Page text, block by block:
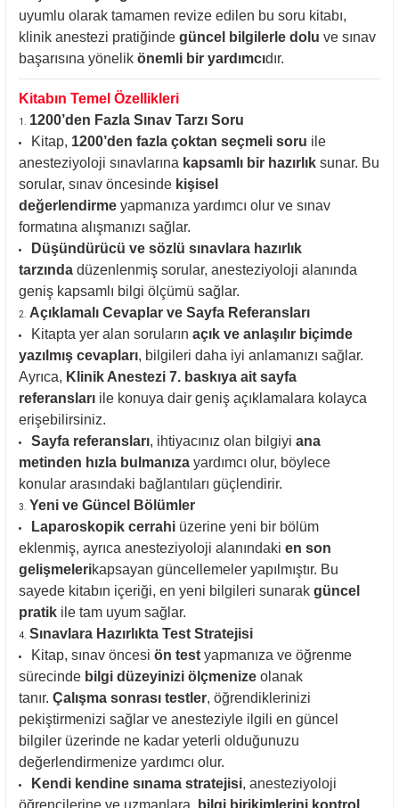
uyumlu olarak tamamen revize edilen bu soru kitabı,
klinik anestezi pratiğinde güncel bilgilerle dolu ve sınav
başarısına yönelik önemli bir yardımcıdır.
Kitabın Temel Özellikleri
1200’den Fazla Sınav Tarzı Soru
Kitap, 1200’den fazla çoktan seçmeli soru ile
anesteziyoloji sınavlarına kapsamlı bir hazırlık sunar. Bu
sorular, sınav öncesinde kişisel
değerlendirme yapmanıza yardımcı olur ve sınav
formatına alışmanızı sağlar.
Düşündürücü ve sözlü sınavlara hazırlık
tarzında düzenlenmiş sorular, anesteziyoloji alanında
geniş kapsamlı bilgi ölçümü sağlar.
Açıklamalı Cevaplar ve Sayfa Referansları
Kitapta yer alan sorularınaçık ve anlaşılır biçimde
yazılmış cevapları, bilgileri daha iyi anlamanızı sağlar.
Ayrıca, Klinik Anestezi 7. baskıya ait sayfa
referansları ile konuya dair geniş açıklamalara kolayca
erişebilirsiniz.
Sayfa referansları, ihtiyacınız olan bilgiyiana
metinden hızla bulmanıza yardımcı olur, böylece
konular arasındaki bağlantıları güçlendirir.
Yeni ve Güncel Bölümler
Laparoskopik cerrahi üzerine yeni bir bölüm
eklenmiş, ayrıca anesteziyoloji alanındaki en son
gelişmelerikapsayan güncellemeler yapılmıştır. Bu
sayede kitabın içeriği, en yeni bilgileri sunarak güncel
pratik ile tam uyum sağlar.
Sınavlara Hazırlıkta Test Stratejisi
Kitap, sınav öncesiön test yapmanıza ve öğrenme
sürecinde bilgi düzeyinizi ölçmenize olanak
tanır. Çalışma sonrası testler, öğrendiklerinizi
pekiştirmenizi sağlar ve anesteziyle ilgili en güncel
bilgiler üzerinde ne kadar yeterli olduğunuzu
değerlendirmenize yardımcı olur.
Kendi kendine sınama stratejisi, anesteziyoloji
öğrencilerine ve uzmanlara,
bilgi birikimlerini kontrol